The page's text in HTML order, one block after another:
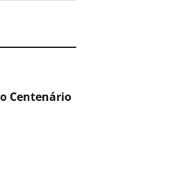
Centenário